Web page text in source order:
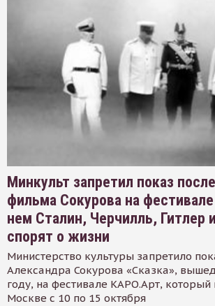
Минкульт запретил показ
фильма Сокурова на
нем Сталин, Черчилль, Гитлер
спорят о жизни
Министерство культуры запретило
Александра Сокурова «Сказка»,
году, на фестивале КАРО.Арт, который
Москве с 10 по 15 октября